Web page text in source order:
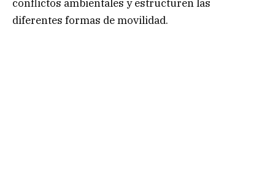
conflictos ambientales y estructuren las
diferentes formas de movilidad.